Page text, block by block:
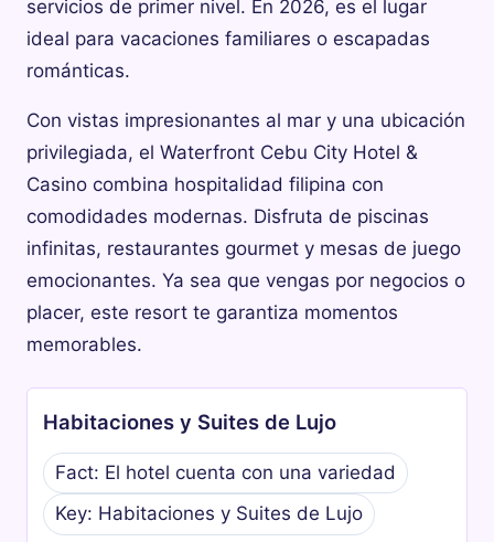
servicios de primer nivel. En 2026, es el lugar
ideal para vacaciones familiares o escapadas
románticas.
Con vistas impresionantes al mar y una ubicación
privilegiada, el Waterfront Cebu City Hotel &
Casino combina hospitalidad filipina con
comodidades modernas. Disfruta de piscinas
infinitas, restaurantes gourmet y mesas de juego
emocionantes. Ya sea que vengas por negocios o
placer, este resort te garantiza momentos
memorables.
Habitaciones y Suites de Lujo
Fact: El hotel cuenta con una variedad
Key: Habitaciones y Suites de Lujo